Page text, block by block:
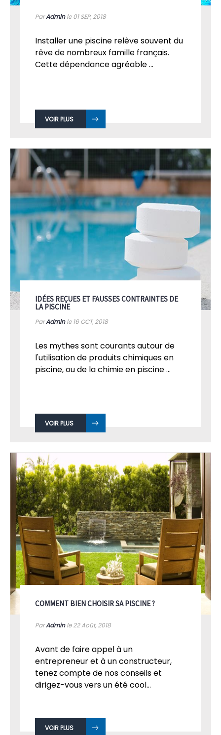
ParAdminle 01SEP, 2018
Installer une piscine relève souvent du
rêve de nombreux famille français.
Cette dépendance agréable ...
VOIR PLUS
IDÉES REÇUES ET FAUSSES CONTRAINTES DE
LA PISCINE
ParAdminle 16 OCT, 2018
Les mythes sont courants autour de
l'utilisation de produits chimiques en
piscine, ou de la chimie en piscine ...
VOIR PLUS
COMMENT BIEN CHOISIR SA PISCINE ?
ParAdminle 22Août, 2018
Avant de faire appel à un
entrepreneur et à un constructeur,
tenez compte de nos conseils et
dirigez-vous vers un été cool...
VOIR PLUS